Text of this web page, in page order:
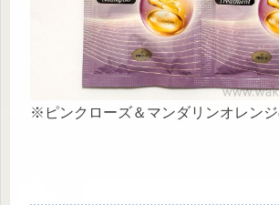
※ピンクローズ＆マンダリンオレンジ